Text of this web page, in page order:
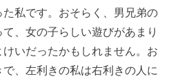
私です。おそらく、男兄弟の
、女の子らしい遊びがあまり
いだったかもしれません。お
、左利きの私は右利きの人に